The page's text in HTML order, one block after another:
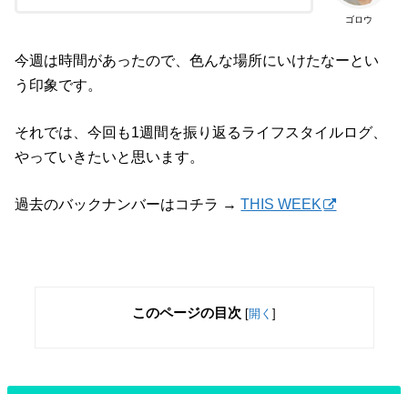
ゴロウ
今週は時間があったので、色んな場所にいけたなーとい
う印象です。
それでは、今回も1週間を振り返るライフスタイルログ、
やっていきたいと思います。
過去のバックナンバーはコチラ →THIS WEEK
このページの目次 [開く ]